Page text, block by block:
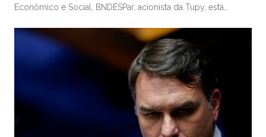
Econômico e Social, BNDESPar, acionista da Tupy, está
de Contas da União, José Mucio Monteiro Filho, para cargo
no conselho da companhia metalúrgica, após a renúncia de
um indicado anterior do […]